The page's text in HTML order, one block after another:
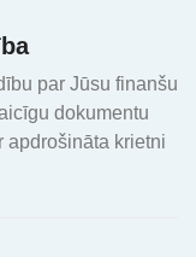
par Jūsu finanšu
dokumentu
apdrošināta krietni